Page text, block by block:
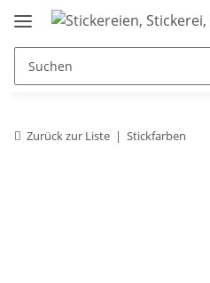
Zurück zur Liste Stickfarben